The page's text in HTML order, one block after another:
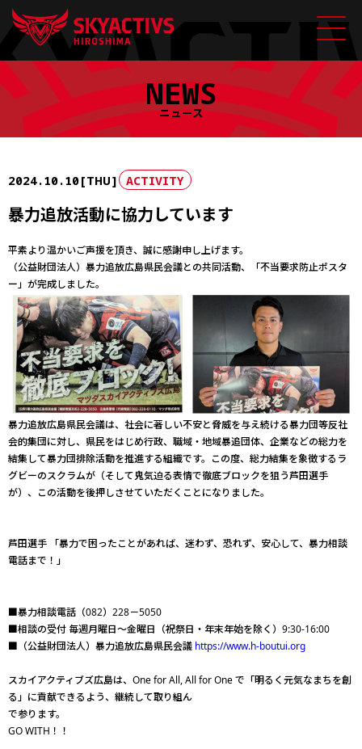
Skip
to
content
NEWS
ニュース
2024.10.10[THU] ACTIVITY
暴力追放活動に協力しています
平素より温かいご声援を頂き、誠に感謝申し上げます。
（公益財団法人）暴力追放広島県民会議との共同活動、「不当要求防止ポスタ
ー」が完成しました。
暴力追放広島県民会議は、社会に著しい不安と脅威を与え続ける暴力団等反社
会的集団に対し、県民をはじめ行政、職域・地域暴追団体、企業などの総力を
結集して暴力団排除活動を推進する組織です。この度、総力結集を象徴するラ
グビーのスクラムが（そして鬼気迫る表情で徹底ブロックを狙う芦田選手
が）、この活動を後押しさせていただくことになりました。
芦田選手 「暴力で困ったことがあれば、迷わず、恐れず、安心して、暴力相談
電話まで！」
■暴力相談電話（082）228－5050
■相談の受付 毎週月曜日～金曜日（祝祭日・年末年始を除く）9:30-16:00
■（公益財団法人）暴力追放広島県民会議 https://www.h-boutui.org
スカイアクティブズ広島は、One for All, All for One で「明るく元気なまちを創
る」に貢献できるよう、継続して取り組ん
で参ります。
GO WITH！！